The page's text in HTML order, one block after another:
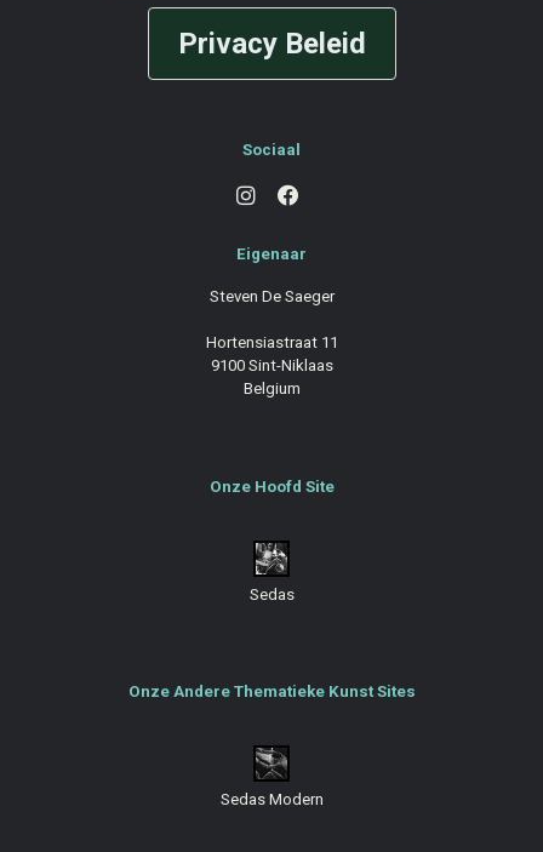
Privacy Beleid
Sociaal
Eigenaar
Steven De Saeger
Hortensiastraat 11
9100 Sint-Niklaas
Belgium
Onze Hoofd Site
Sedas
Onze Andere Thematieke Kunst Sites
Sedas Modern